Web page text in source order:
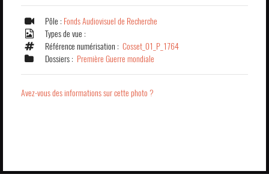
Pôle : Fonds Audiovisuel de Recherche
Types de vue :
Référence numérisation : Cosset_01_P_1764
Dossiers : Première Guerre mondiale
Avez-vous des informations sur cette photo ?